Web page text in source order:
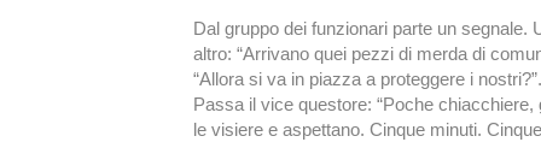
Dal gruppo dei funzionari parte un segnale.
altro: “Arrivano quei pezzi di merda di
“Allora si va in piazza a proteggere i
Passa il vice questore: “Poche chiacchiere,
le visiere e aspettano. Cinque minuti.